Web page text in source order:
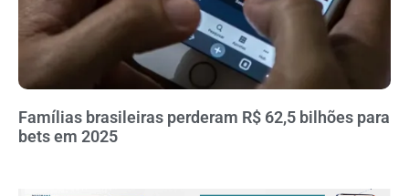
Famílias brasileiras perderam R$ 62,5 bilhões para
bets em 2025